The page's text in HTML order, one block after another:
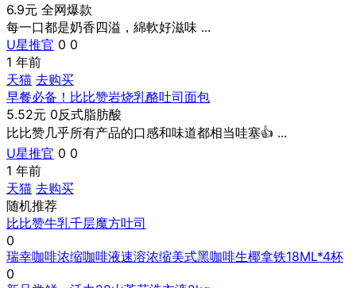
6.9元 全网爆款
每一口都是奶香四溢，綿軟好滋味 ...
U星推官 0 0
1 年前
天猫 去购买
早餐必备！比比赞岩烧乳酪吐司面包
5.52元 0反式脂肪酸
比比赞几乎所有产品的口感和味道都相当哇塞👍 ...
U星推官 0 0
1 年前
天猫 去购买
随机推荐
比比赞牛乳千层魔方吐司
0
瑞幸咖啡浓缩咖啡液速溶浓缩美式黑咖啡生椰拿铁18ML*4杯
0